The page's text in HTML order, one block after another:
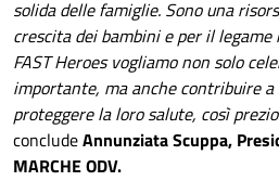
solida delle famiglie. Sono una
crescita dei bambini e per il
FAST Heroes vogliamo non solo
importante, ma anche contribuire a
proteggere la loro salute, così
concludeAnnunziata Scuppa,
MARCHE ODV.